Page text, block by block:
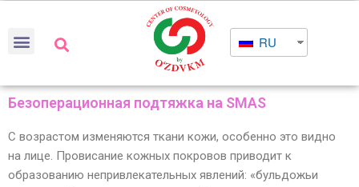
RU
Безоперационная подтяжка на SMAS
С возрастом изменяются ткани кожи, особенно это видно
на лице. Провисание кожных покровов приводит к
образованию непривлекательных явлений: «бульдожьи